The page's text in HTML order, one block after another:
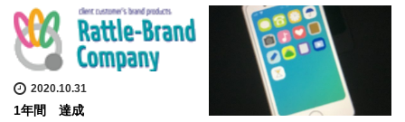
2020.10.31
1年間 達成